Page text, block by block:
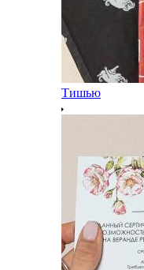
Тишью